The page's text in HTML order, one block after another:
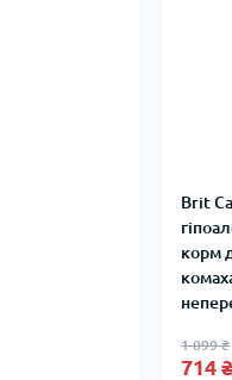
Brit
корм
1 099 ₴
714 ₴